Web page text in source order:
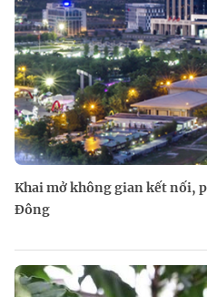
Khai mở không gian kết nối,
Đông